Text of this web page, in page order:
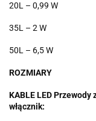
20L – 0,99 W
35L – 2 W
50L – 6,5 W
ROZMIARY
KABLE LED Przewody
włącznik: